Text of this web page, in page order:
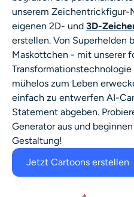
unserem Zeichentrickfigur-
eigenen 2D- und 3D-
erstellen. Von Superhelden
Maskottchen - mit unserer
mühelos zum Leben
einfach zu entwerfen AI-
Statement abgeben.
Generator aus und
Gestaltung!
Jetzt Cartoons erstellen